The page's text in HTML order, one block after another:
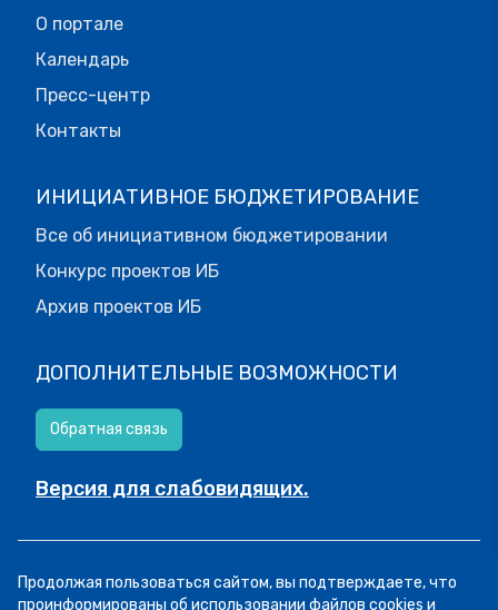
О портале
Календарь
Пресс-центр
Контакты
ИНИЦИАТИВНОЕ БЮДЖЕТИРОВАНИЕ
Все об инициативном бюджетировании
Конкурс проектов ИБ
Архив проектов ИБ
ДОПОЛНИТЕЛЬНЫЕ ВОЗМОЖНОСТИ
Обратная связь
Версия для слабовидящих.
Все права защищены.Пользовательское соглашение
Продолжая пользоваться сайтом, вы подтверждаете, что
проинформированы об использовании файлов cookies и